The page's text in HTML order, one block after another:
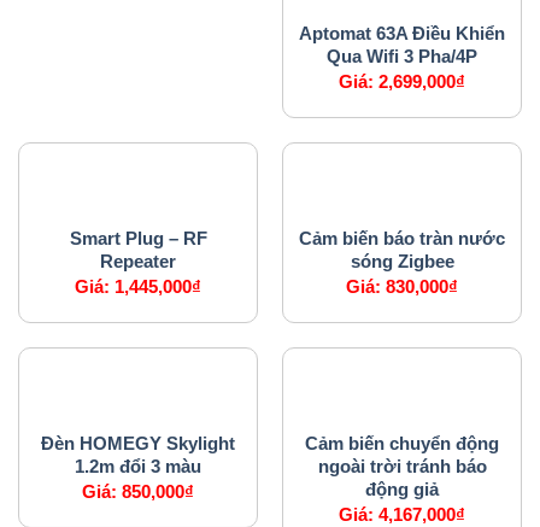
Aptomat 63A Điều Khiển
Qua Wifi 3 Pha/4P
Giá:2,699,000₫
Smart Plug – RF
Repeater
Giá: 1,445,000₫
Cảm biến báo tràn nước
sóng Zigbee
Giá:830,000₫
Đèn HOMEGY Skylight
1.2m đổi 3 màu
Giá:850,000₫
Cảm biến chuyển động
ngoài trời tránh báo
động giả
Giá:4,167,000₫